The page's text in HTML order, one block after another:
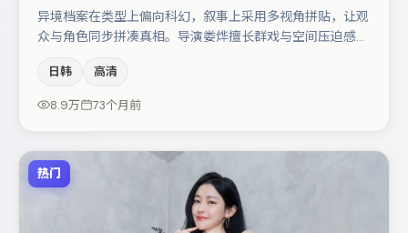
异境档案在类型上偏向科幻，叙事上采用多视角拼贴，让观
众与角色同步拼凑真相。导演娄烨擅长群戏与空间压迫感，
当·德赖弗、张译等，角色动机前后呼应，适合喜欢抠台词
与伏笔的观众。整体完成度较高，适合周末一口气追完。
日韩 高清
8.9万 73个月前
热门